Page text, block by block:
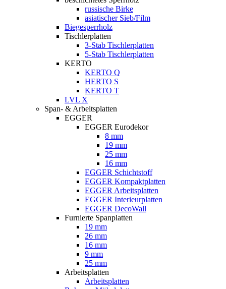
russische Birke
asiatischer Sieb/Film
Biegesperrholz
Tischlerplatten
3-Stab Tischlerplatten
5-Stab Tischlerplatten
KERTO
KERTO Q
HERTO S
KERTO T
LVL X
Span- & Arbeitsplatten
EGGER
EGGER Eurodekor
8 mm
19 mm
25 mm
16 mm
EGGER Schichtstoff
EGGER Kompaktplatten
EGGER Arbeitsplatten
EGGER Interieurplatten
EGGER DecoWall
Furnierte Spanplatten
19 mm
26 mm
16 mm
9 mm
25 mm
Arbeitsplatten
Arbeitsplatten